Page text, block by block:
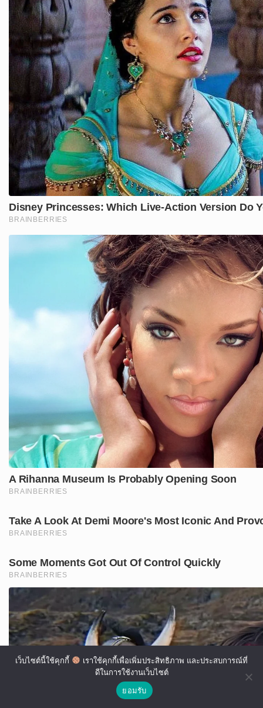
เว็บไซต์นี้ใช้คุกกี้
เราใช้คุกกี้เพื่อเพิ่มประสิทธิภาพ และประสบการณ์ที่
ดีในการใช้งานเว็บไซต์
ยอมรับ